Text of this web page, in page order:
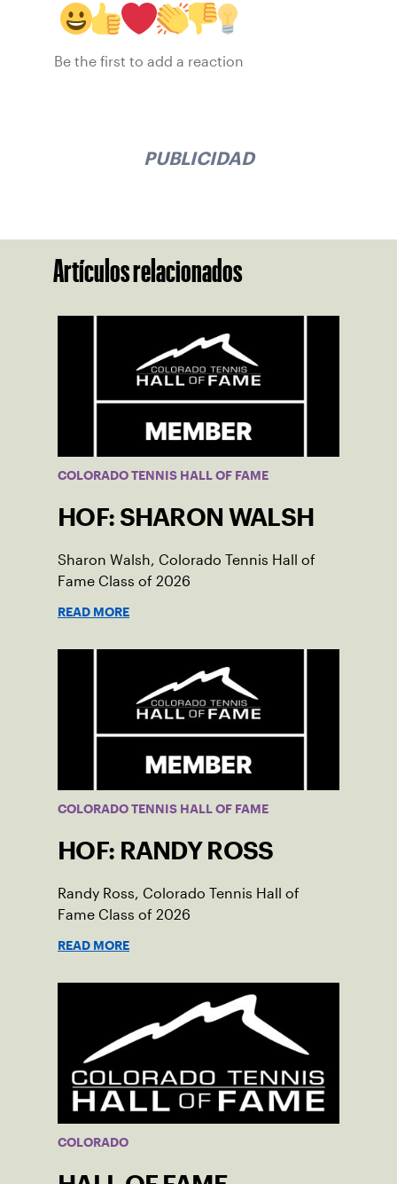
Be the first to add a reaction
PUBLICIDAD
Artículos relacionados
COLORADO TENNIS HALL OF FAME
HOF: SHARON WALSH
Sharon Walsh, Colorado Tennis Hall of
Fame Class of 2026
READ MORE
COLORADO TENNIS HALL OF FAME
HOF: RANDY ROSS
Randy Ross, Colorado Tennis Hall of
Fame Class of 2026
READ MORE
COLORADO